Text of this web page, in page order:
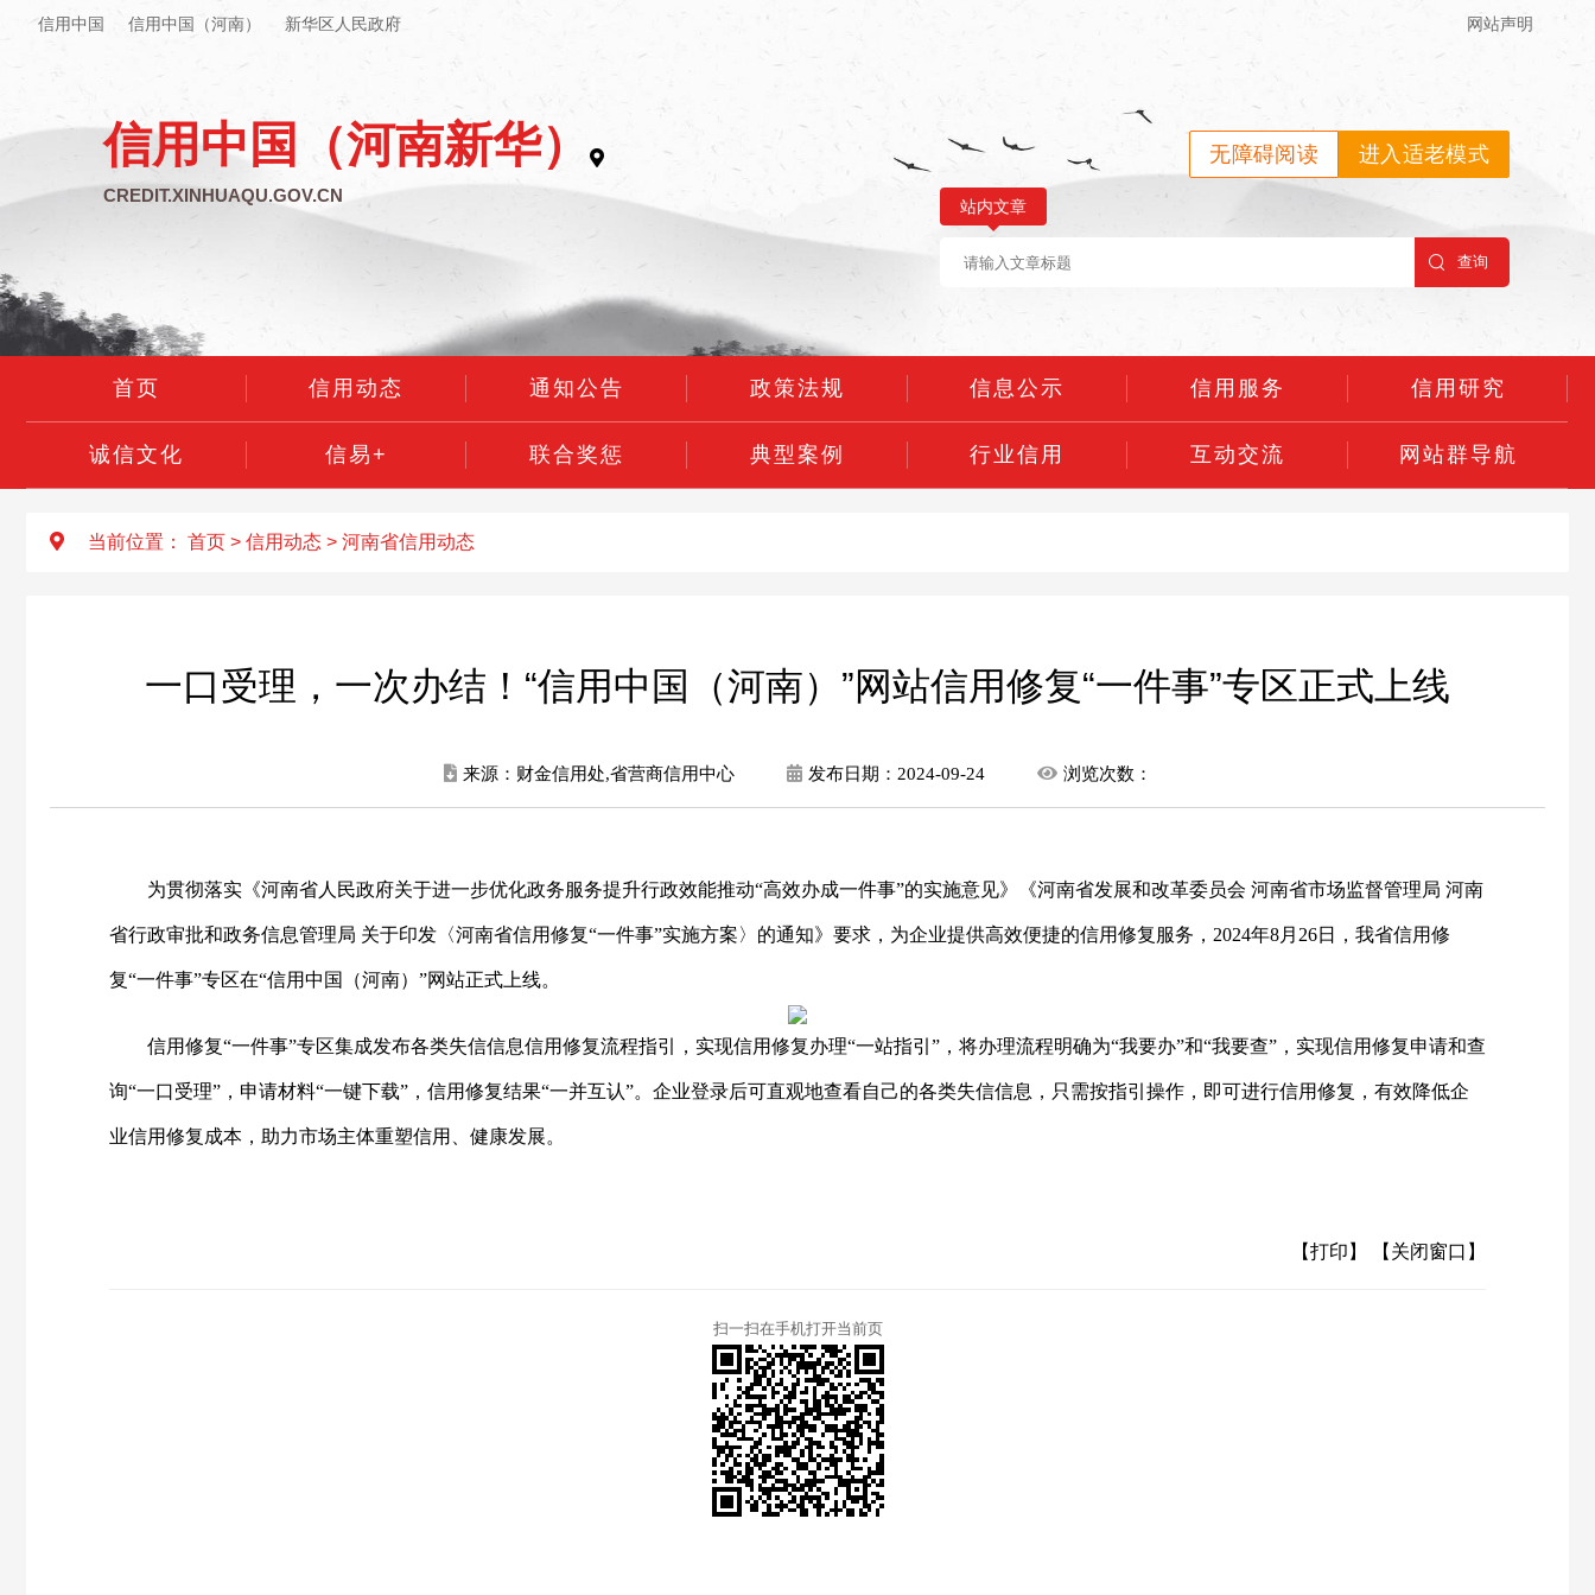
信用中国 信用中国（河南） 新华区人民政府 网站声明
信用中国（河南新华）
CREDIT.XINHUAQU.GOV.CN
进入适老模式
无障碍阅读
站内文章
首页 信用动态 通知公告 政策法规 信息公示 信用服务 信用研究
诚信文化 信易+ 联合奖惩 典型案例 行业信用 互动交流 网站群导航
当前位置： 首页 > 信用动态 > 河南省信用动态
一口受理，一次办结！“信用中国（河南）”网站信用修复“一件事”专区正式上线
来源：财金信用处,省营商信用中心 发布日期： 2024-09-24 浏览次数：
为贯彻落实《河南省人民政府关于进一步优化政务服务提升行政效能推动“高效办成一件事”的实施意见》《河南省发展和改革委员会 河南省市场监督管理局 河南
省行政审批和政务信息管理局 关于印发〈河南省信用修复“一件事”实施方案〉的通知》要求，为企业提供高效便捷的信用修复服务，2024年8月26日，我省信用修
复“一件事”专区在“信用中国（河南）”网站正式上线。
信用修复“一件事”专区集成发布各类失信信息信用修复流程指引，实现信用修复办理“一站指引”，将办理流程明确为“我要办”和“我要查”，实现信用修复申请和查
询“一口受理”，申请材料“一键下载”，信用修复结果“一并互认”。企业登录后可直观地查看自己的各类失信信息，只需按指引操作，即可进行信用修复，有效降低企
业信用修复成本，助力市场主体重塑信用、健康发展。
【打印】 【关闭窗口】
扫一扫在手机打开当前页